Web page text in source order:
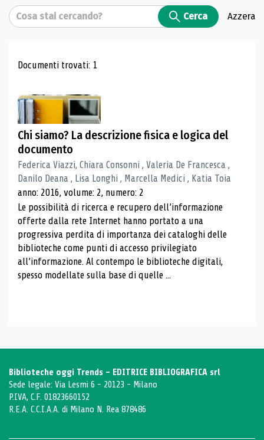
Cerca Cerca Azzera
Risultati di ricerca
Documenti trovati: 1
Chi siamo? La descrizione fisica e logica del
documento
Federica Viazzi, Chiara Consonni , Valeria De Francesca ,
Danilo Deana , Lisa Longhi , Marcella Medici , Katia Toia
anno: 2016, volume: 2, numero: 2
Le possibilità di ricerca e recupero dell’informazione
offerte dalla rete Internet hanno portato a una
progressiva perdita di importanza dei cataloghi delle
biblioteche come punti di accesso privilegiato
all’informazione. Al contempo le biblioteche digitali,
spesso modellate sulla base di quelle ...
Biblioteche oggi Trends - EDITRICE BIBLIOGRAFICA srl
Sede legale: Via Lesmi 6 - 20123 - Milano
P.IVA, C.F. 01823660152
R.E.A. C.C.I.A.A. di Milano N. Rea 878486